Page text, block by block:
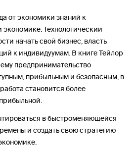
от экономики знаний к
Технологический
начать свой бизнес, власть
к индивидуумам. В книге Тейлор
предпринимательство
прибыльным и безопасным, в
становится более
в быстроменяющейся
и создать свою стратегию